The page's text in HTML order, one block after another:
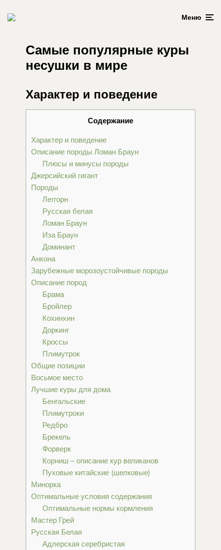
Меню
Самые популярные куры
несушки в мире
Характер и поведение
Содержание
Характер и поведение
Описание породы Ломан Браун
Плюсы и минусы породы
Джерсийский гигант
Породы
Леггорн
Русская белая
Ломан Браун
Иза Браун
Доминант
Анкона
Зарубежные морозоустойчивые породы
Описание пород
Брама
Бройлер
Кохинхин
Доркинг
Кроссы
Плимутрок
Общие позиции
Восьмое место
Лучшие куры для дома
Бенгальские
Плимутроки
Редбро
Брекель
Форверк
Корниш – описание кур великанов
Пуховые китайские (шелковые)
Минорка
Оптимальные условия содержания
Оптимальные нормы кормления
Мастер Грей
Русская Белая
Адлерская серебристая